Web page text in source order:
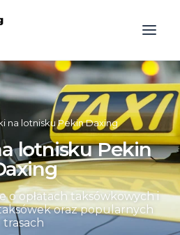
na lotnisku Pekin Daxing
lotnisku Pekin
o opłatach taksówkowych i
oraz popularnych
trasach